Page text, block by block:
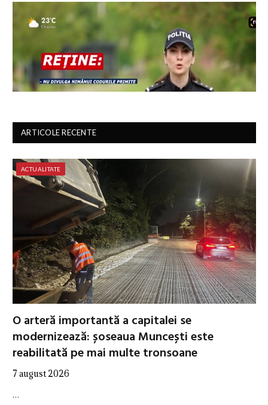
ARTICOLE RECENTE
ACTUALITATE
O arteră importantă a capitalei se
modernizează: șoseaua Muncești este
reabilitată pe mai multe tronsoane
7 august 2026
…